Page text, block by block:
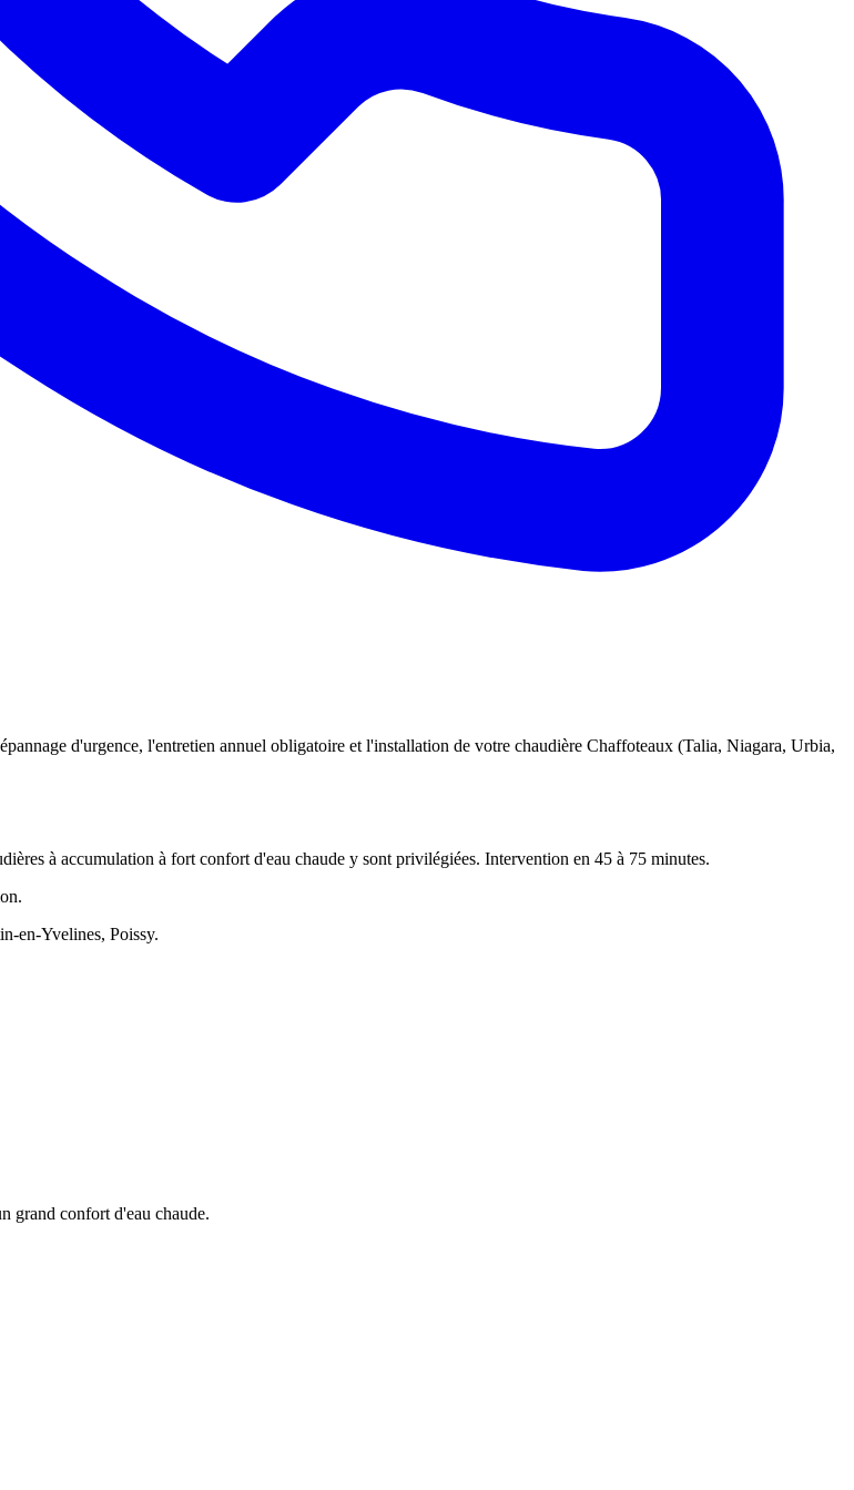
d'urgence, l'entretien annuel obligatoire et l'installation de votre chaudière Chaffoteaux (Talia, Niagara, Urbia,
à accumulation à fort confort d'eau chaude y sont privilégiées. Intervention en 45 à 75 minutes.
en-Yvelines, Poissy.
grand confort d'eau chaude.